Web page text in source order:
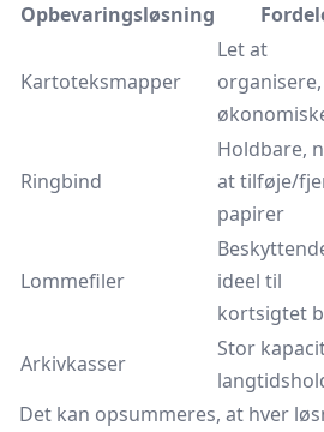
Opbevaringsløsning
Kartoteksmapper
Let at
organisere,
Ringbind
Holdbare,
at tilføje/
papirer
Lommefiler
ideel til
kortsigtet
Arkivkasser
Stor
Det kan opsummeres, at hver